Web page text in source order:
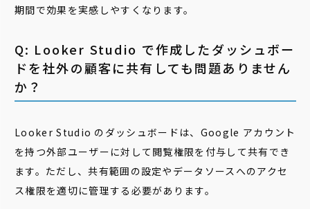
期間で効果を実感しやすくなります。
Q: Looker Studio で作成したダッシュボー
ドを社外の顧客に共有しても問題ありません
か？
Looker Studio のダッシュボードは、Google アカウント
を持つ外部ユーザーに対して閲覧権限を付与して共有でき
ます。ただし、共有範囲の設定やデータソースへのアクセ
ス権限を適切に管理する必要があります。